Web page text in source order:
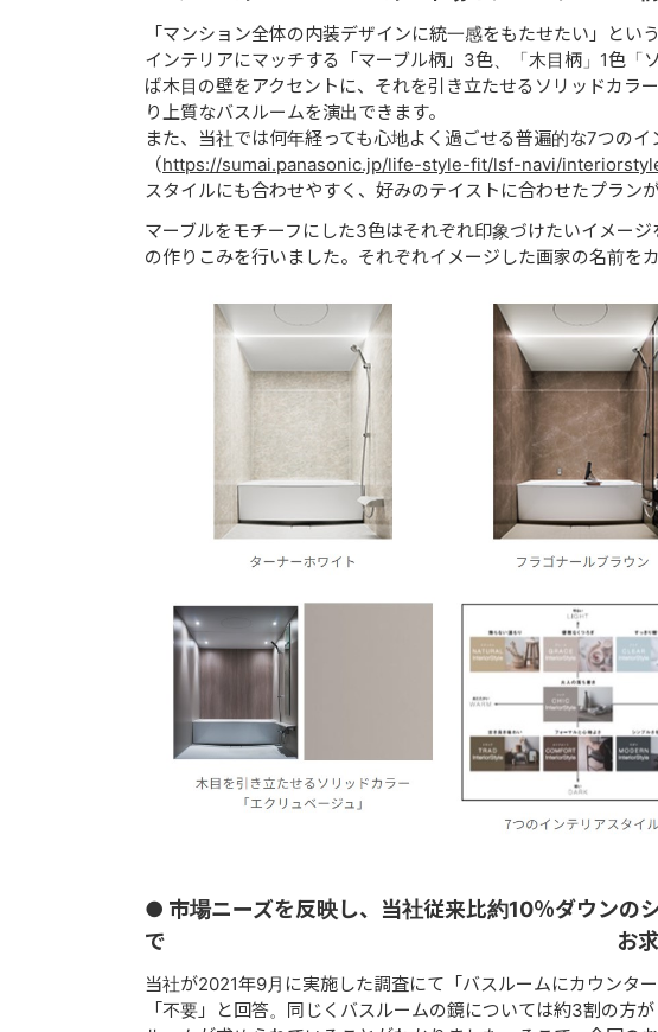
「マンション全体の内装デザインに統一感をもたせたい」と
インテリアにマッチする「マーブル柄」3色、「木目柄」1色「
ば木目の壁をアクセントに、それを引き立たせるソリッドカラ
り上質なバスルームを演出できます。
また、当社では何年経っても心地よく過ごせる普遍的な7つの
（https://sumai.panasonic.jp/life-style-fit/lsf-navi/
スタイルにも合わせやすく、好みのテイストに合わせたプランが
マーブルをモチーフにした3色はそれぞれ印象づけたいイメー
の作りこみを行いました。それぞれイメージした画家の名前を
● 市場ニーズを反映し、当社従来比約10％ダウンの
で お求めやすいプラ
当社が2021年9月に実施した調査にて「バスルームにカウンタ
「不要」と回答。同じくバスルームの鏡については約3割の方